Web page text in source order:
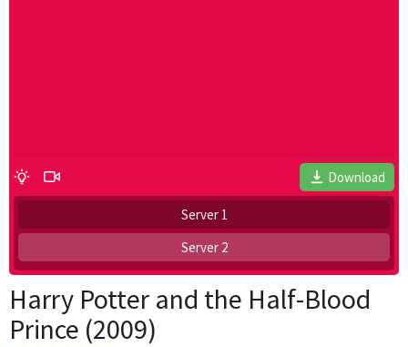
Download
Server 1
Server 2
Harry Potter and the Half-Blood
Prince (2009)